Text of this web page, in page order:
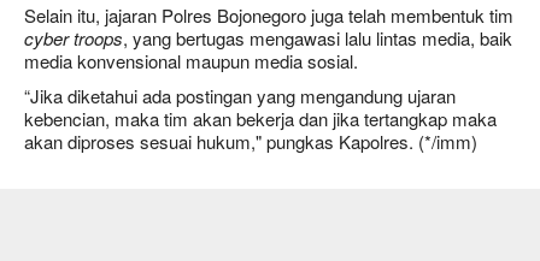
Selain itu, jajaran Polres Bojonegoro juga telah membentuk tim
cyber troops, yang bertugas mengawasi lalu lintas media, baik
media konvensional maupun media sosial.
“Jika diketahui ada postingan yang mengandung ujaran
kebencian, maka tim akan bekerja dan jika tertangkap maka
akan diproses sesuai hukum," pungkas Kapolres. (*/imm)